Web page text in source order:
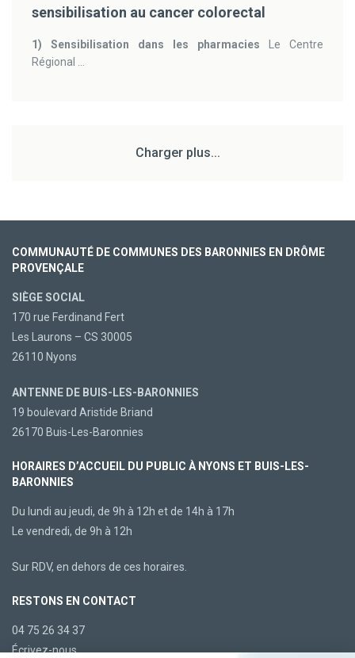
sensibilisation au cancer colorectal
1) Sensibilisation dans les pharmacies Le Centre
Régional ...
Charger plus...
COMMUNAUTÉ DE COMMUNES DES BARONNIES EN DRÔME
PROVENÇALE
SIÈGE SOCIAL
170 rue Ferdinand Fert
Les Laurons – CS 30005
26110 Nyons
ANTENNE DE BUIS-LES-BARONNIES
19 boulevard Aristide Briand
26170 Buis-Les-Baronnies
HORAIRES D’ACCUEIL DU PUBLIC À NYONS ET BUIS-LES-
BARONNIES
Du lundi au jeudi, de 9h à 12h et de 14h à 17h
Le vendredi, de 9h à 12h
Sur RDV, en dehors de ces horaires.
RESTONS EN CONTACT
04 75 26 34 37
Écrivez-nous